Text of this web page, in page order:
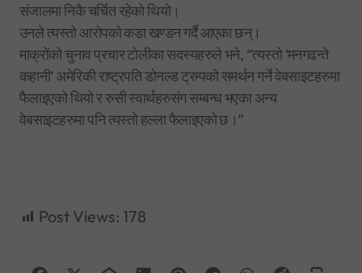
संजालमा निकै चर्चित रहेको थियो।
उनले त्यस्तो आरोपको कडा खण्डन गर्दै आएका छन्।
माक्रोंको चुनाव प्रचार टोलीका सदस्यहरुले भने, “त्यस्तो ‘मनगढन्ते
कहानी’ अमेरिकी राष्ट्रपति डोनल्ड ट्रम्पको समर्थन गर्ने वेबसाइटहरुमा
फैलाइएको थियो र रुसी स्वार्थहरुसंग सम्बन्ध भएका अन्य
वेबसाइटहरुमा पनि त्यस्तो हल्ला फैलाइएको छ।”
Post Views: 178